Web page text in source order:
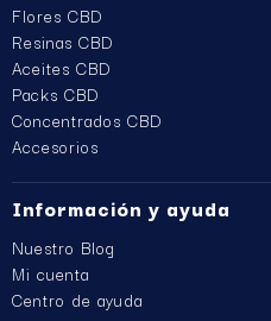
Flores CBD
Resinas CBD
Aceites CBD
Packs CBD
Concentrados CBD
Accesorios
Información y ayuda
Nuestro Blog
Mi cuenta
Centro de ayuda